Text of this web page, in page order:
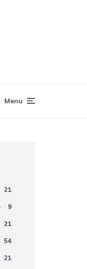
Menu
21
9
21
54
21